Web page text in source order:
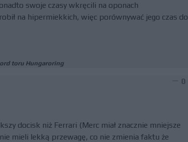
swoje czasy wkręcili na oponach
na hipermiekkich, więc porównywać jego czas do
toru Hungaroring
0
docisk niż Ferrari (Merc miał znacznie mniejsze
mieli lekką przewagę, co nie zmienia faktu że